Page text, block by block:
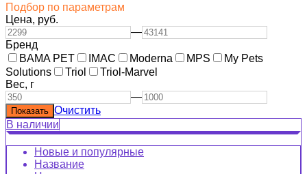
Подбор по параметрам
Цена, руб.
—
Бренд
BAMA PET
IMAC Moderna MPS
My Pets
Solutions
Triol
Triol-Marvel
Вес, г
—
Очистить
В наличии
Новые и популярные
Название